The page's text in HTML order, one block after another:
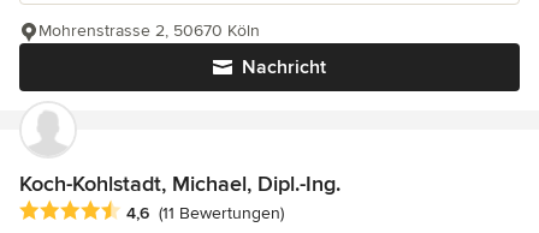
Nachricht
Mohrenstrasse 2, 50670 Köln
Koch-Kohlstadt, Michael, Dipl.-Ing.
Durchschnittliche Bewertung: 4.6 von 5 Sternen
4,6 (11 Bewertungen)